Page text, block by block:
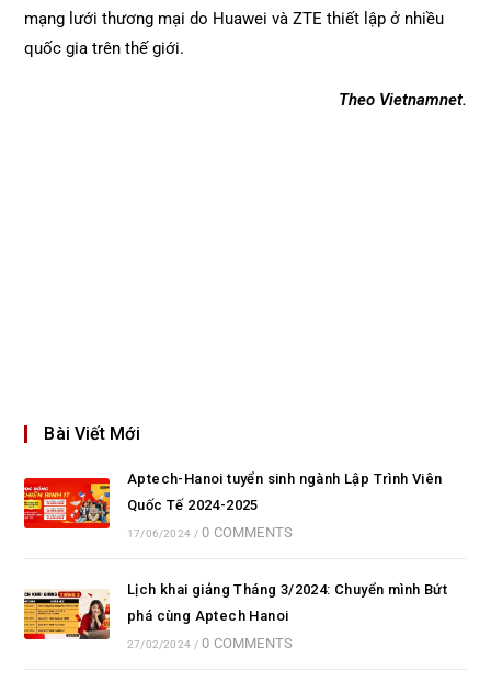
mạng lưới thương mại do Huawei và ZTE thiết lập ở nhiều
quốc gia trên thế giới.
Theo Vietnamnet.
Bài Viết Mới
Aptech-Hanoi tuyển sinh ngành Lập Trình Viên
Quốc Tế 2024-2025
17/06/2024 / 0 COMMENTS
Lịch khai giảng Tháng 3/2024: Chuyển mình Bứt
phá cùng Aptech Hanoi
27/02/2024 / 0 COMMENTS